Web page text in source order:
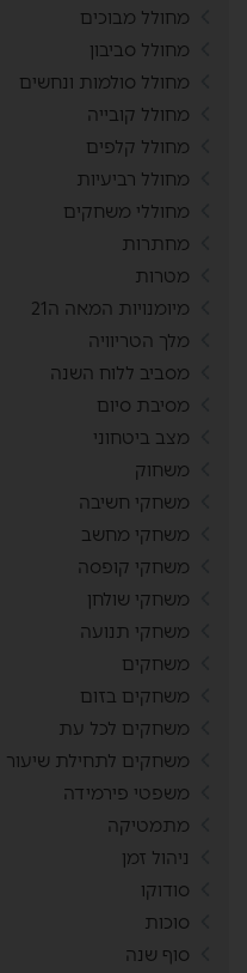
מחולל מבוכים
מחולל סביבון
מחולל סולמות ונחשים
מחולל קובייה
מחולל קלפים
מחולל רביעיות
מחוללי משחקים
מחתרות
מטרות
מיומנויות המאה ה21
מלך הטריוויה
מסביב ללוח השנה
מסיבת סיום
מצב ביטחוני
משחוק
משחקי חשיבה
משחקי מחשב
משחקי קופסה
משחקי שולחן
משחקי תנועה
משחקים
משחקים בזום
משחקים לכל עת
משחקים לתחילת שיעור
משפטי פירמידה
מתמטיקה
ניהול זמן
סודוקו
סוכות
סוף שנה